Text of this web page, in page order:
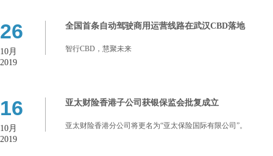
26
10月
2019
全国首条自动驾驶商用运营线路在武汉CBD落地
智行CBD，慧聚未来
16
10月
2019
亚太财险香港子公司获银保监会批复成立
亚太财险香港分公司将更名为“亚太保险国际有限公司”。